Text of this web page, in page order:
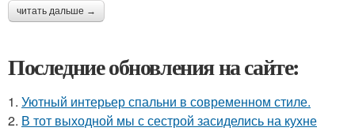
читать дальше →
Последние обновления на сайте:
1. Уютный интерьер спальни в современном стиле.
2. В тот выходной мы с сестрой засиделись на кухне